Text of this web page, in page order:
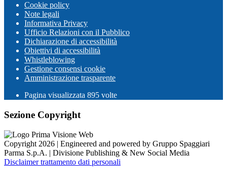
Cookie policy
Note legali
Informativa Privacy
Ufficio Relazioni con il Pubblico
Dichiarazione di accessibilità
Obiettivi di accessibilità
Whistleblowing
Gestione consensi cookie
Amministrazione trasparente
Pagina visualizzata 895 volte
Sezione Copyright
Copyright 2026 | Engineered and powered by Gruppo Spaggiari
Parma S.p.A. | Divisione Publishing & New Social Media
Disclaimer trattamento dati personali